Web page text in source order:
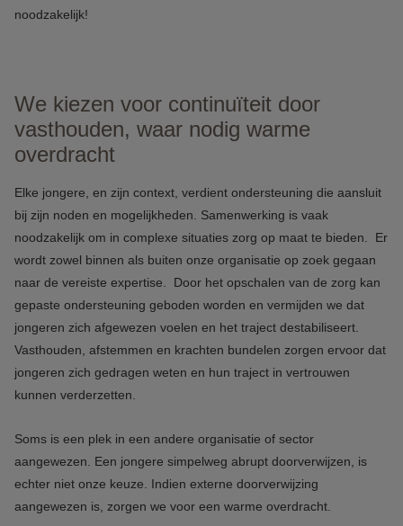
noodzakelijk!
We kiezen voor continuïteit door
vasthouden, waar nodig warme
overdracht
Elke jongere, en zijn context, verdient ondersteuning die aansluit
bij zijn noden en mogelijkheden. Samenwerking is vaak
noodzakelijk om in complexe situaties zorg op maat te bieden. Er
wordt zowel binnen als buiten onze organisatie op zoek gegaan
naar de vereiste expertise. Door het opschalen van de zorg kan
gepaste ondersteuning geboden worden en vermijden we dat
jongeren zich afgewezen voelen en het traject destabiliseert.
Vasthouden, afstemmen en krachten bundelen zorgen ervoor dat
jongeren zich gedragen weten en hun traject in vertrouwen
kunnen verderzetten.
Soms is een plek in een andere organisatie of sector
aangewezen. Een jongere simpelweg abrupt doorverwijzen, is
echter niet onze keuze. Indien externe doorverwijzing
aangewezen is, zorgen we voor een warme overdracht.